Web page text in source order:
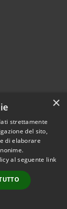
© 2023
di Massa
• Powered
•Redazione
×
strettamente
del sito,
di elaborare
al seguente link